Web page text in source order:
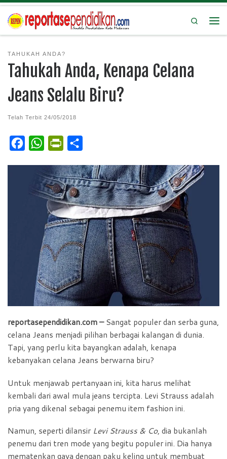
Search
TAHUKAH ANDA?
Tahukah Anda, Kenapa Celana
Jeans Selalu Biru?
Telah Terbit 24/05/2018
W
a
t
s
A
p
p
i
n
t
F
r
i
e
n
d
y
a
r
e
reportasependidikan.com –Sangat populer dan serba guna,
celana Jeans menjadi pilihan berbagai kalangan di dunia.
Tapi, yang perlu kita bayangkan adalah, kenapa
kebanyakan celana Jeans berwarna biru?
Untuk menjawab pertanyaan ini, kita harus melihat
kembali dari awal mula jeans tercipta. Levi Strauss adalah
pria yang dikenal sebagai penemu item fashion ini.
Namun, seperti dilansirLevi Strauss & Co, dia bukanlah
penemu dari tren mode yang begitu populer ini. Dia hanya
mematenkan gaya dengan paku keling untuk membuat